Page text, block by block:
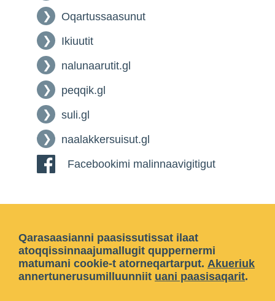
Oqartussaasunut
Ikiuutit
nalunaarutit.gl
peqqik.gl
suli.gl
naalakkersuisut.gl
Facebookimi malinnaavigitigut
Qarasaasianni paasissutissat ilaat
atoqqissinnaajumallugit quppernermi
matumani cookie-t atorneqartarput. Akueriuk
annertunerusumilluunniit uani paasisaqarit.